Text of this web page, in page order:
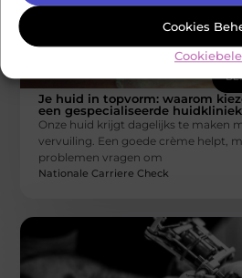
Cookies
Je huid in topvorm: waarom
een gespecialiseerde huidkliniek
Onze huid krijgt dagelijks te maken
vervuiling. Een goede crème helpt,
problemen vragen om
Nationale Carriere Check